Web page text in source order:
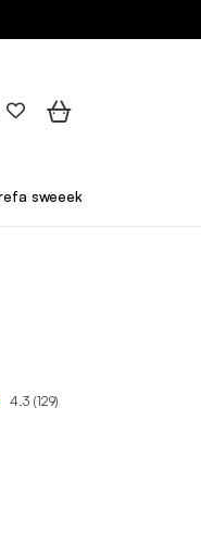
sweeek Pro
4.3 (129)